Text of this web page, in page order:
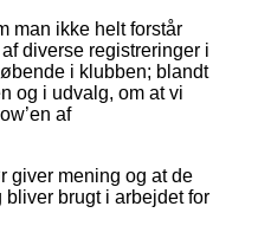
man ikke helt forstår
diverse registreringer i
i klubben; blandt
og i udvalg, om at vi
af
giver mening og at de
brugt i arbejdet for